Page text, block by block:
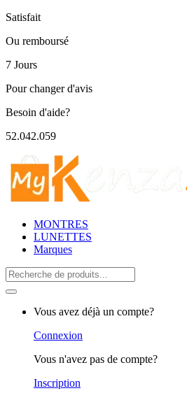
Satisfait
Ou remboursé
7 Jours
Pour changer d'avis
Besoin d'aide?
52.042.059
MONTRES
LUNETTES
Marques
Search
for:
Vous avez déjà un compte?
Connexion
Vous n'avez pas de compte?
Inscription